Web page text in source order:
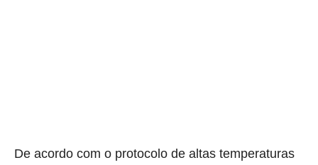
De acordo com o protocolo de altas temperaturas